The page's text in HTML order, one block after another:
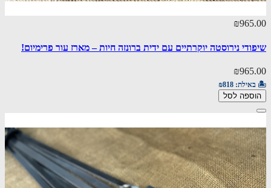
₪965.00
שיפודי נירוסטה יוקרתיים עם ידית ברונזה חיות – מארז עור פרימיום!
₪965.00
🏝️ באילת: ₪818
הוספה לסל